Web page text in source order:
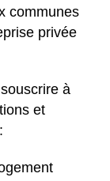
communes
privée
à
et